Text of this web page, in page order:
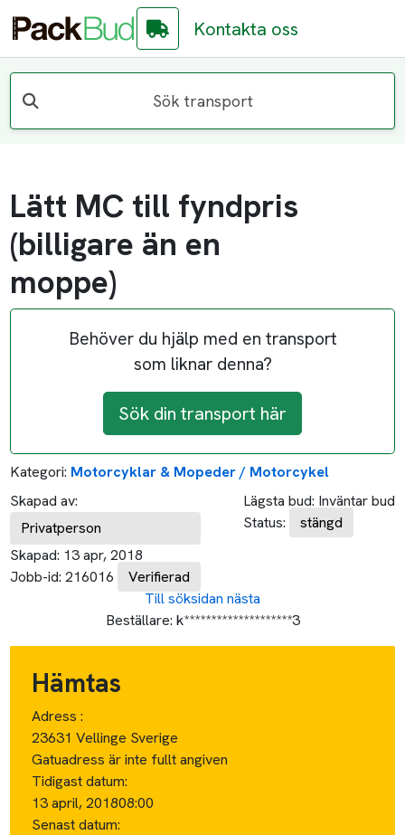
Kontakta oss
Sök transport
Lätt MC till fyndpris
(billigare än en
moppe)
Behöver du hjälp med en transport
som liknar denna?
Sök din transport här
Kategori: Motorcyklar & Mopeder / Motorcykel
Skapad av:
Privatperson
Skapad: 13 apr, 2018
Jobb-id: 216016 Verifierad
Lägsta bud: Inväntar bud
Status:
stängd
Till söksidan nästa
Beställare: k********************3
Hämtas
Adress :
23631 Vellinge Sverige
Gatuadress är inte fullt angiven
Tidigast datum:
13 april, 201808:00
Senast datum: